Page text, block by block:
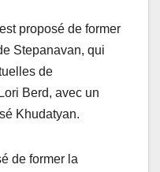
proposé de former
Stepanavan, qui
de
Berd, avec un
Khudatyan.
de former la